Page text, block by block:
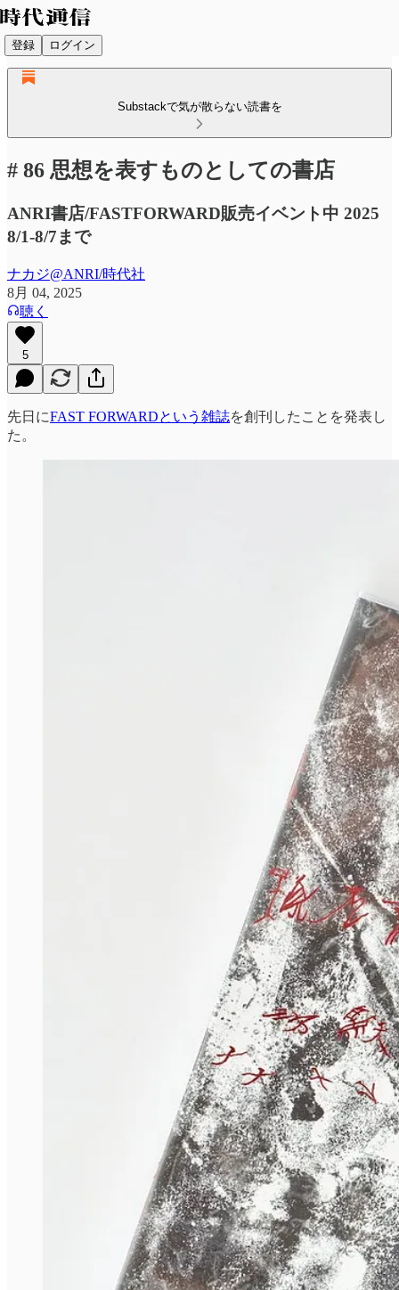
登録 ログイン
Substackで気が散らない読書を
# 86 思想を表すものとしての書店
ANRI書店/FASTFORWARD販売イベント中 2025
8/1-8/7まで
ナカジ@ANRI/時代社
8月 04, 2025
聴く
5
先日にFAST FORWARDという雑誌を創刊したことを発表し
た。